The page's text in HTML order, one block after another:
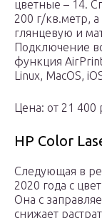
цветные – 14.
200 г/кв.метр,
глянцевую и
Подключение
функция
Linux, MacOS,
Цена: от 21 400
HP Color
Следующая в
2020 года с
Она с
снижает